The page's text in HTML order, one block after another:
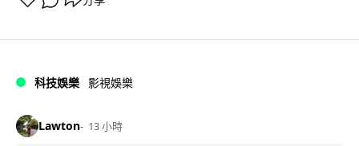
科技娛樂 影視娛樂
Lawton 13 小時